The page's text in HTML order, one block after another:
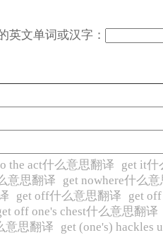
英文单词或汉字：
the act什么意思翻译 get it什
意思翻译 get nowhere什么
get off什么意思翻译
get
off one's chest什么意思翻译
意思翻译 get (one's) hackles